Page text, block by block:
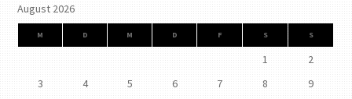
August 2026
M D M D F S S
1
2
3
4 5 6 7 8
9